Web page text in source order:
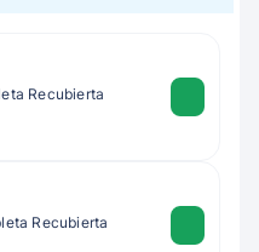
Recubierta
Recubierta